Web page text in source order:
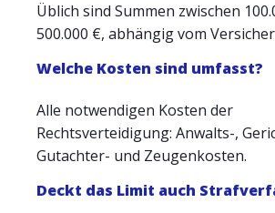
Üblich sind Summen zwischen
500.000 €, abhängig vom
Welche Kosten sind umfasst?
Alle notwendigen Kosten der
Rechtsverteidigung: Anwalts-,
Gutachter- und Zeugenkosten.
Deckt das Limit auch